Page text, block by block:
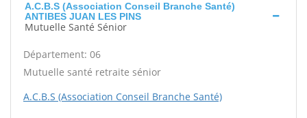
A.C.B.S (Association Conseil Branche Santé)
ANTIBES JUAN LES PINS
Mutuelle Santé Sénior
Département: 06
Mutuelle santé retraite sénior
A.C.B.S (Association Conseil Branche Santé)